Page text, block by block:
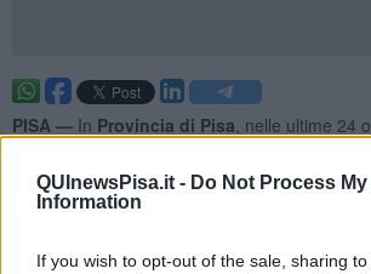
QUInewsPisa.it - Do Not Process My
Information
If you wish to opt-out of the sale, sharing
PISA — In Provincia di Pisa , nelle ultime 24
riporta529. Un dato che, comunque,
scorsa settimana, fa segnare un calo.
molecolari e 18.501 test rapidi.